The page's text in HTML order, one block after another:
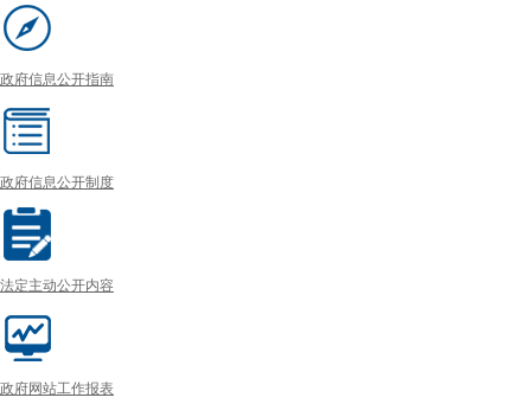
政府信息公开指南
政府信息公开制度
法定主动公开内容
政府网站工作报表